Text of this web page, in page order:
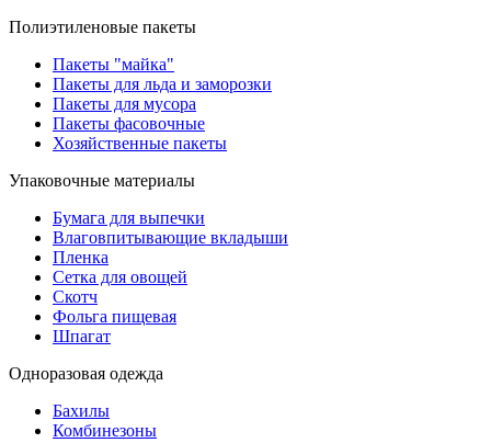
Полиэтиленовые пакеты
Пакеты "майка"
Пакеты для льда и заморозки
Пакеты для мусора
Пакеты фасовочные
Хозяйственные пакеты
Упаковочные материалы
Бумага для выпечки
Влаговпитывающие вкладыши
Пленка
Сетка для овощей
Скотч
Фольга пищевая
Шпагат
Одноразовая одежда
Бахилы
Комбинезоны